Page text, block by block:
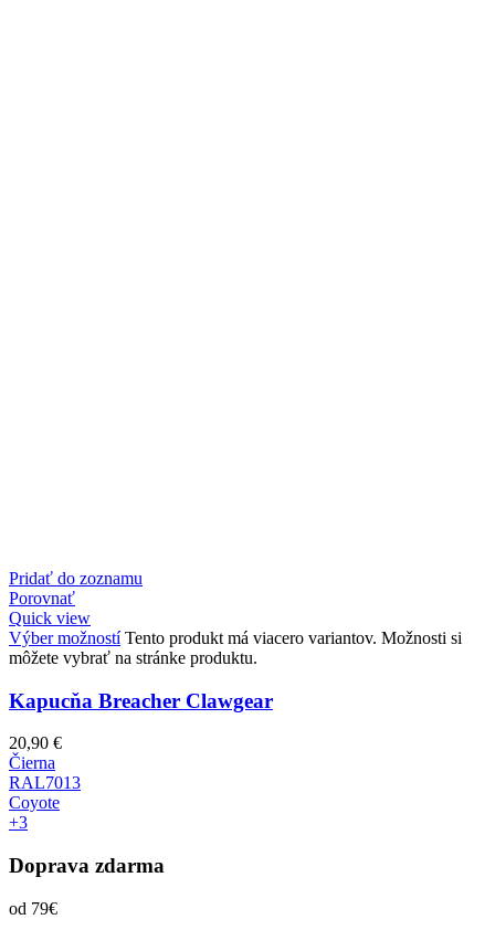
Pridať do zoznamu
Porovnať
Quick view
Výber možností Tento produkt má viacero variantov. Možnosti si
môžete vybrať na stránke produktu.
Kapucňa Breacher Clawgear
20,90 €
Čierna
RAL7013
Coyote
+3
Doprava zdarma
od 79€